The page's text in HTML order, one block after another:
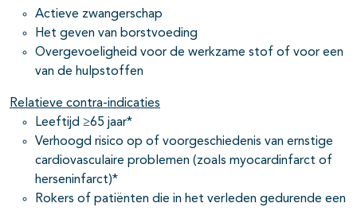
Actieve zwangerschap
Het geven van borstvoeding
Overgevoeligheid voor de werkzame stof of voor een
van de hulpstoffen
Relatieve contra-indicaties
Leeftijd ≥65 jaar*
Verhoogd risico op of voorgeschiedenis van ernstige
cardiovasculaire problemen (zoals myocardinfarct of
herseninfarct)*
Rokers of patiënten die in het verleden gedurende een